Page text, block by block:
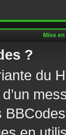
Mise
?
du